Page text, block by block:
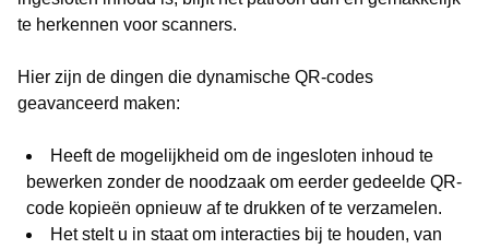
te herkennen voor scanners.
Hier zijn de dingen die dynamische QR-codes
geavanceerd maken:
Heeft de mogelijkheid om de ingesloten inhoud te
bewerken zonder de noodzaak om eerder gedeelde QR-
code kopieën opnieuw af te drukken of te verzamelen.
Het stelt u in staat om interacties bij te houden, van